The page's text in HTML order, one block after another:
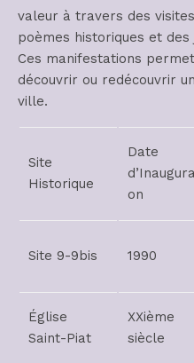
valeur à travers des
poèmes historiques et
Ces manifestations
découvrir ou redécouvrir
ville.
Site
Historique
Date
on
Site 9-9bis 1990
Église
Saint-Piat
XXième
siècle